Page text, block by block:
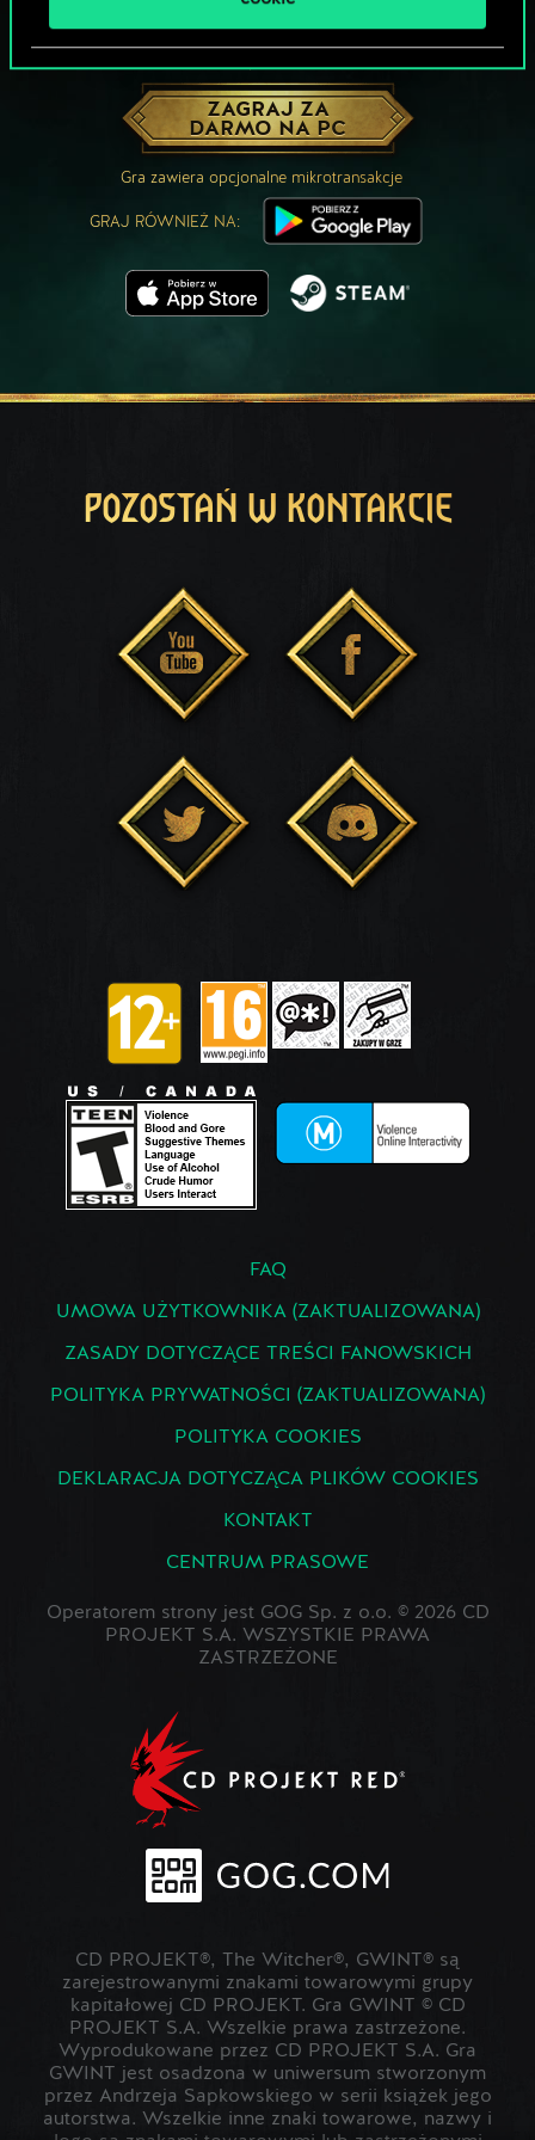
ZAGRAJ ZA
DARMO NA PC
Gra zawiera opcjonalne mikrotransakcje
GRAJ RÓWNIEŻ NA:
POZOSTAŃ W KONTAKCIE
FAQ
UMOWA UŻYTKOWNIKA (ZAKTUALIZOWANA)
ZASADY DOTYCZĄCE TREŚCI FANOWSKICH
POLITYKA PRYWATNOŚCI (ZAKTUALIZOWANA)
POLITYKA COOKIES
DEKLARACJA DOTYCZĄCA PLIKÓW COOKIES
KONTAKT
CENTRUM PRASOWE
Operatorem strony jest GOG Sp. z o.o. © 2026 CD
PROJEKT S.A. WSZYSTKIE PRAWA
ZASTRZEŻONE
CD PROJEKT®, The Witcher®, GWINT® są
zarejestrowanymi znakami towarowymi grupy
kapitałowej CD PROJEKT. Gra GWINT © CD
PROJEKT S.A. Wszelkie prawa zastrzeżone.
Wyprodukowane przez CD PROJEKT S.A. Gra
GWINT jest osadzona w uniwersum stworzonym
przez Andrzeja Sapkowskiego w serii książek jego
autorstwa. Wszelkie inne znaki towarowe, nazwy i